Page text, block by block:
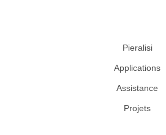
Pieralisi
Applications
Assistance
Projets